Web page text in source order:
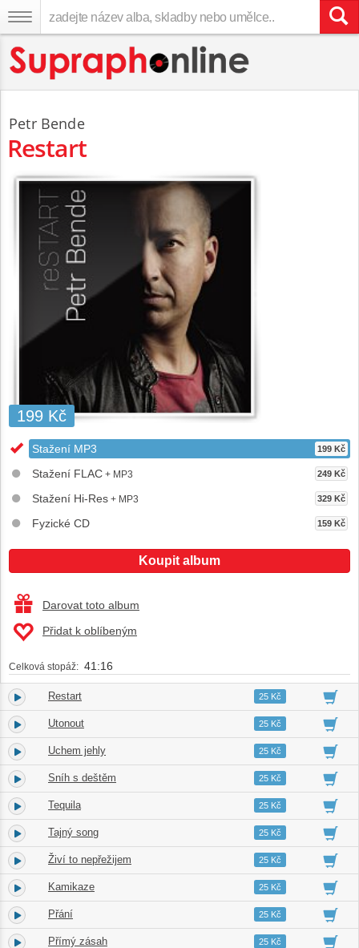
Petr Bende
Restart
199 Kč
Stažení MP3 199 Kč
Stažení FLAC + MP3 249 Kč
Stažení Hi-Res + MP3 329 Kč
Fyzické CD 159 Kč
Koupit album
Darovat toto album
Přidat k oblíbeným
Celková stopáž: 41:16
1. Restart 03:1925 Kč
2. Utonout 03:3825 Kč
3. Uchem jehly 03:2225 Kč
4. Sníh s deštěm 03:0025 Kč
5. Tequila 03:2025 Kč
6. Tajný song 03:4925 Kč
7. Živí to nepřežijem 03:3225 Kč
8. Kamikaze 03:3525 Kč
9. Přání 03:3425 Kč
10. Přímý zásah 03:1025 Kč